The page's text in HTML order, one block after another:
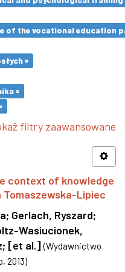
of the vocational education
×
×
filtry zaawansowane
context of knowledge
Tomaszewska-Lipiec
; Gerlach, Ryszard;
Wasiucionek,
; [et al.] (Wydawnictwo
, 2013)